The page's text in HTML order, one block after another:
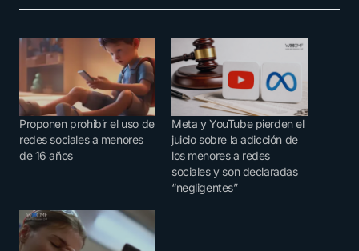
Proponen prohibir el uso de
redes sociales a menores
de 16 años
Meta y YouTube pierden el
juicio sobre la adicción de
los menores a redes
sociales y son declaradas
“negligentes”